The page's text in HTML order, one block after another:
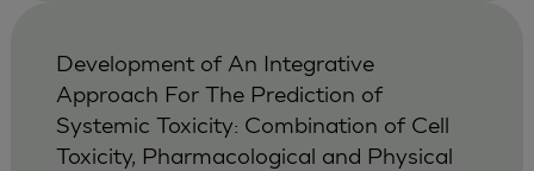
Development of An Integrative
Approach For The Prediction of
Systemic Toxicity: Combination of Cell
Toxicity, Pharmacological and Physical